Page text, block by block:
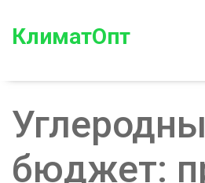
КлиматОпт
бюджет: